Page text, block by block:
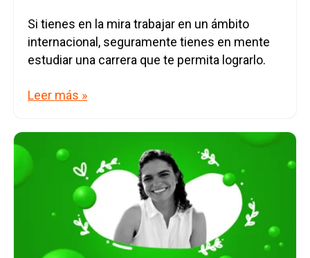
Si tienes en la mira trabajar en un ámbito
internacional, seguramente tienes en mente
estudiar una carrera que te permita lograrlo.
Leer más »